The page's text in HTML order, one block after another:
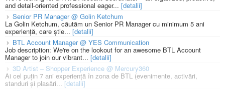
and detail-oriented professional eager... [detalii]
Senior PR Manager @ Golin Ketchum
La Golin Ketchum, căutăm un Senior PR Manager cu minimum 5 ani
experiență, care știe... [detalii]
BTL Account Manager @ YES Communication
Job description: We're on the lookout for an awesome BTL Account
Manager to join our vibrant... [detalii]
3D Artist – Shopper Experience @ Mercury360
Ai cel puțin 7 ani experiență în zona de BTL (evenimente, activări,
standuri și plasări... [detalii]